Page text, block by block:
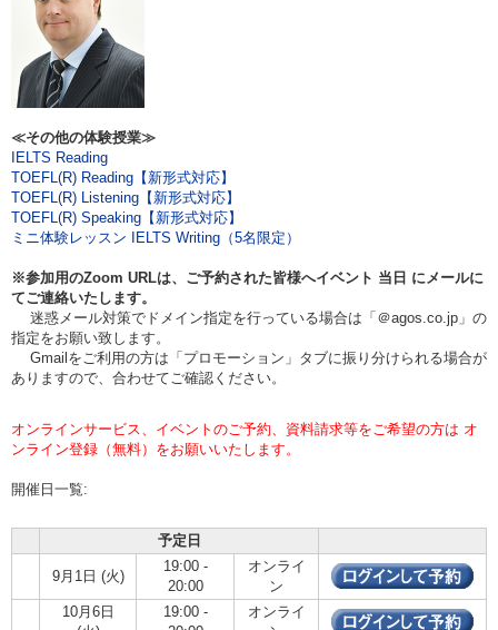
≪その他の体験授業≫
IELTS Reading
TOEFL(R) Reading【新形式対応】
TOEFL(R) Listening【新形式対応】
TOEFL(R) Speaking【新形式対応】
ミニ体験レッスン IELTS Writing（5名限定）
※参加用のZoom URLは、ご予約された皆様へイベント 当日 にメールに
てご連絡いたします。
迷惑メール対策でドメイン指定を行っている場合は「＠agos.co.jp」の
指定をお願い致します。
Gmailをご利用の方は「プロモーション」タブに振り分けられる場合が
ありますので、合わせてご確認ください。
オンラインサービス、イベントのご予約、資料請求等をご希望の方は オ
ンライン登録（無料）をお願いいたします。
開催日一覧:
予定日
9月1日 (火)
19:00 -
20:00
オンライ
ン
10月6日
19:00 -
オンライ